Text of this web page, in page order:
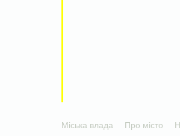
Міська влада Про місто